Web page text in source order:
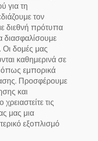
για τη
τον
διεθνή πρότυπα
διασφαλίσουμε
Οι δομές μας
καθημερινά σε
όπως εμπορικά
Προσφέρουμε
και
τις
μας μια
εξοπλισμό